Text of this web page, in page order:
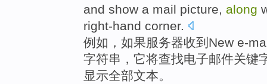
and show a mail picture, along
right-hand corner.
例如 ， 如果服务器收到 New e-
字符串 ， 它将查找电子邮件关键
显示全部文本。